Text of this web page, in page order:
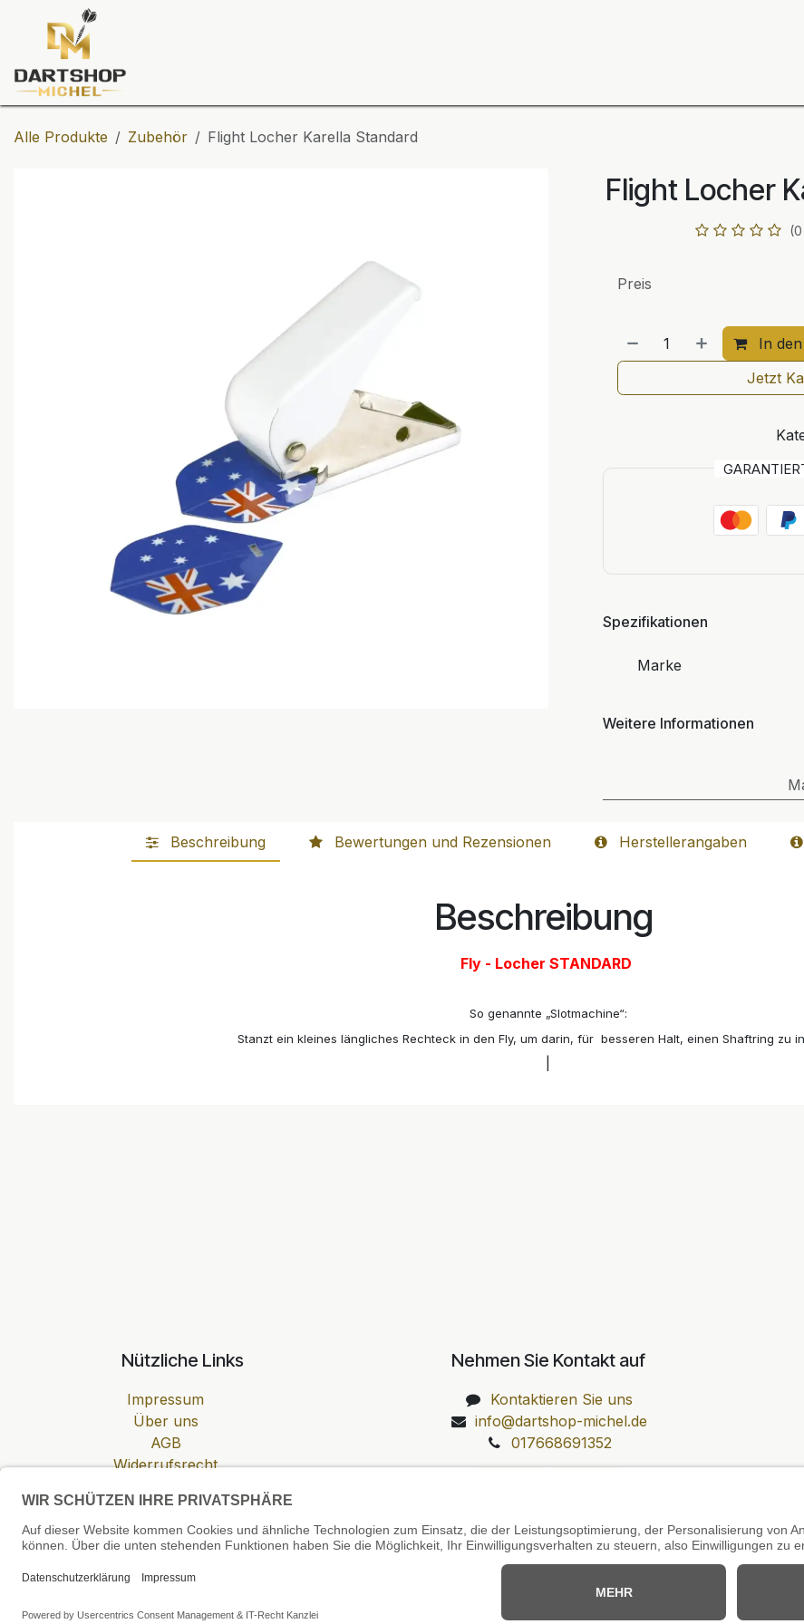
Zum Inhalt springen
Alle Produkte Zubehör Flight Locher Karella Standard
Flight Locher
In
Preis
Jetzt
Spezifikationen
Marke
Weitere Informationen
Beschreibung Bewertungen und Rezensionen Herstellerangaben
Beschreibung
Fly - Locher STANDARD
So genannte „Slotmachine“:
Stanzt ein kleines längliches Rechteck in den Fly, um darin, für besseren Halt, einen Shaftring zu
Nützliche Links
Impressum
Über uns
AGB
Widerrufsrecht
Zahlung & Versand
Cookie-Einstellungen
Nehmen Sie Kontakt auf
Kontaktieren Sie uns
info@dartshop-michel.de
017668691352